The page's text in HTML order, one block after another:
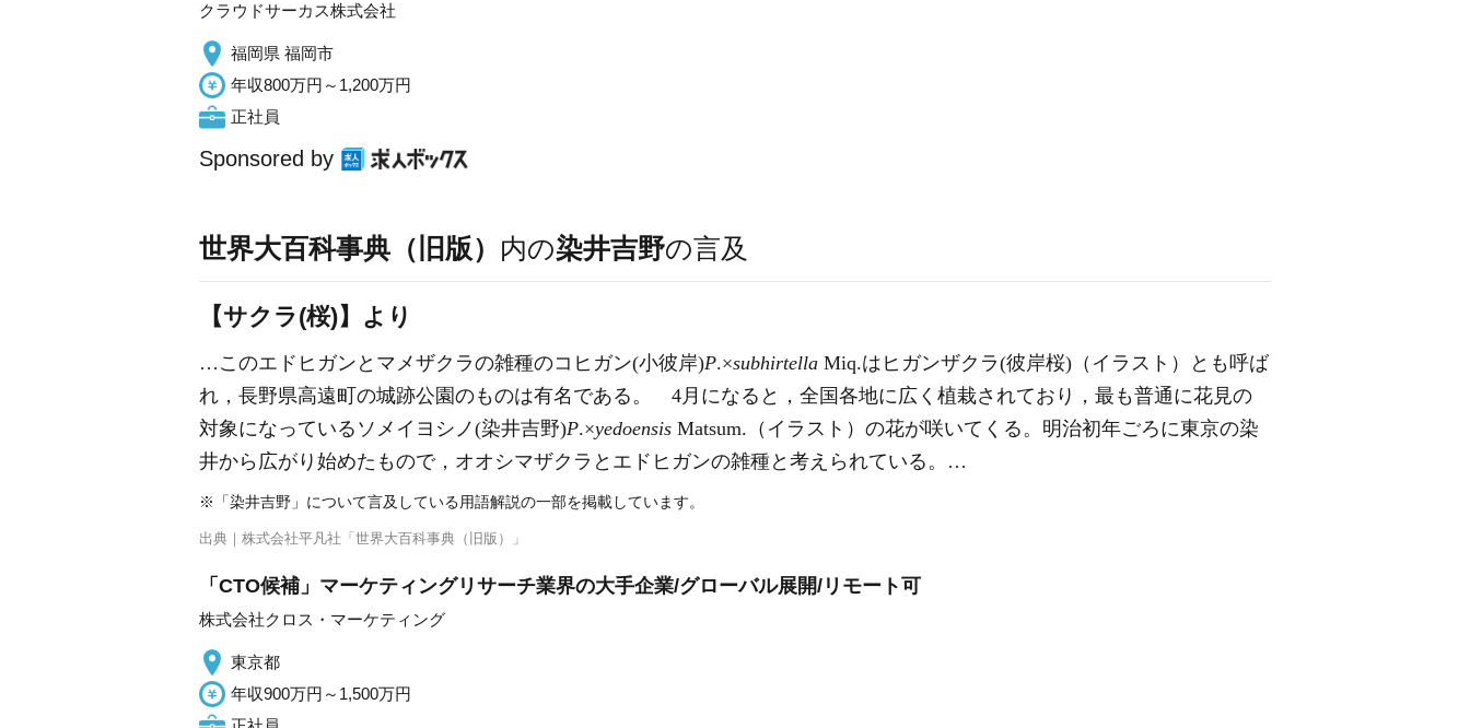
クラウドサーカス株式会社
福岡県 福岡市
年収800万円～1,200万円
正社員
Sponsored by
世界大百科事典（旧版） 内の染井吉野の言及
【サクラ(桜)】より
…このエドヒガンとマメザクラの雑種のコヒガン(小彼岸)P.×subhirtella Miq.はヒガンザクラ(彼岸桜)（イラスト）とも呼ば
れ，長野県高遠町の城跡公園のものは有名である。 4月になると，全国各地に広く植栽されており，最も普通に花見の
対象になっているソメイヨシノ(染井吉野)P.×yedoensis Matsum.（イラスト）の花が咲いてくる。明治初年ごろに東京の染
井から広がり始めたもので，オオシマザクラとエドヒガンの雑種と考えられている。…
※「染井吉野」について言及している用語解説の一部を掲載しています。
出典｜ 株式会社平凡社「世界大百科事典（旧版）」
「CTO候補」マーケティングリサーチ業界の大手企業/グローバル展開/リモート可
株式会社クロス・マーケティング
東京都
年収900万円～1,500万円